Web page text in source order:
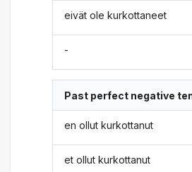
eivät ole kurkottaneet
-
Past perfect negative
en ollut kurkottanut
et ollut kurkottanut